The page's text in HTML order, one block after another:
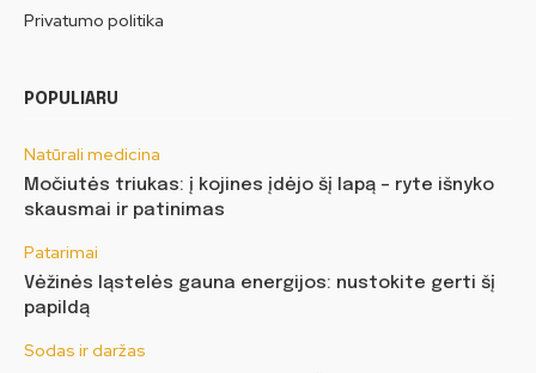
Privatumo politika
POPULIARU
Natūrali medicina
Močiutės triukas: į kojines įdėjo šį lapą – ryte išnyko
skausmai ir patinimas
Patarimai
Vėžinės ląstelės gauna energijos: nustokite gerti šį
papildą
Sodas ir daržas